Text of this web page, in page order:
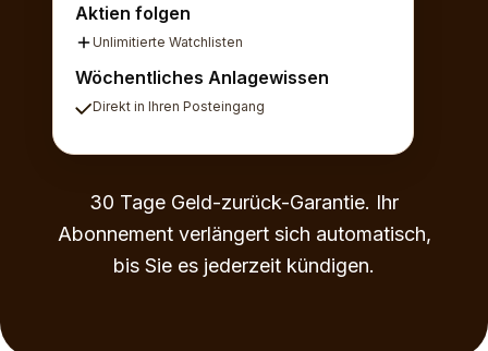
Aktien folgen
Unlimitierte Watchlisten
Wöchentliches Anlagewissen
Direkt in Ihren Posteingang
30 Tage Geld-zurück-Garantie. Ihr
Abonnement verlängert sich automatisch,
bis Sie es jederzeit kündigen.